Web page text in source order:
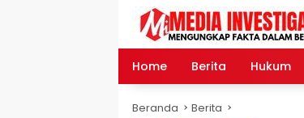
Home Berita Hukum
Beranda Berita